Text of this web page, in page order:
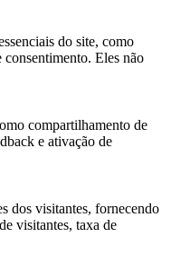
do site, como
consentimento. Eles não
compartilhamento de
e ativação de
dos visitantes, fornecendo
visitantes, taxa de